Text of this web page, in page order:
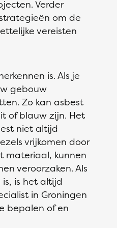
Verder
om de
vereisten
is. Als je
gebouw
Zo kan asbest
of blauw zijn. Het
niet altijd
vrijkomen door
materiaal, kunnen
veroorzaken. Als
is het altijd
in Groningen
bepalen of en